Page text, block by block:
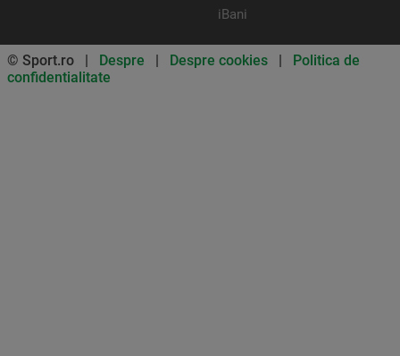
iBani
© Sport.ro | Despre | Despre cookies | Politica de
confidentialitate